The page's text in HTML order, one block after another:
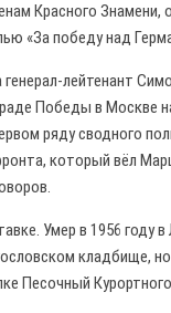
Красного Знамени,
«За победу над
лейтенант
Победы в Москве
ряду сводного
который вёл
Умер в 1956 году в
кладбище,
Песочный